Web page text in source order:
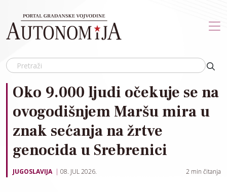
Oko 9.000 ljudi očekuje se na
ovogodišnjem Maršu mira u
znak sećanja na žrtve
genocida u Srebrenici
JUGOSLAVIJA 08. JUL 2026. 2 min čitanja